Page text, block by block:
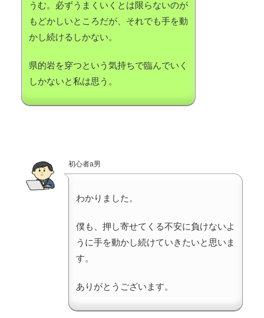
うむ。必ずうまくいくとは限らないのが
もどかしいところだが、それでも手を動
かし続けるしかない。
県的岩を穿つという気持ちで臨んでいく
しかないと私は思う。
初心者a男
わかりました。
僕も、押し寄せてくる不安に負けないよ
うに手を動かし続けていきたいと思いま
す。
ありがとうございます。